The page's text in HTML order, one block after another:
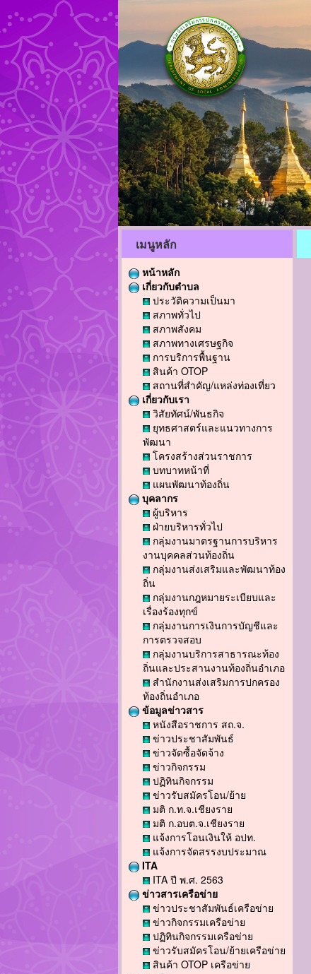
เมนูหลัก
หน้าหลัก
เกี่ยวกับตำบล
ประวัติความเป็นมา
สภาพทั่วไป
สภาพสังคม
สภาพทางเศรษฐกิจ
การบริการพื้นฐาน
สินค้า OTOP
สถานที่สำคัญ/แหล่งท่องเที่ยว
เกี่ยวกับเรา
วิสัยทัศน์/พันธกิจ
ยุทธศาสตร์และแนวทางการ
พัฒนา
โครงสร้างส่วนราชการ
บทบาทหน้าที่
แผนพัฒนาท้องถิ่น
บุคลากร
ผู้บริหาร
ฝ่ายบริหารทั่วไป
กลุ่มงานมาตรฐานการบริหาร
งานบุคคลส่วนท้องถิ่น
กลุ่มงานส่งเสริมและพัฒนาท้อง
ถิ่น
กลุ่มงานกฎหมายระเบียบและ
เรื่องร้องทุกข์
กลุ่มงานการเงินการบัญชีและ
การตรวจสอบ
กลุ่มงานบริการสาธารณะท้อง
ถิ่นและประสานงานท้องถิ่นอำเภอ
สำนักงานส่งเสริมการปกครอง
ท้องถิ่นอำเภอ
ข้อมูลข่าวสาร
หนังสือราชการ สถ.จ.
ข่าวประชาสัมพันธ์
ข่าวจัดซื้อจัดจ้าง
ข่าวกิจกรรม
ปฏิทินกิจกรรม
ข่าวรับสมัครโอน/ย้าย
มติ ก.ท.จ.เชียงราย
มติ ก.อบต.จ.เชียงราย
แจ้งการโอนเงินให้ อปท.
แจ้งการจัดสรรงบประมาณ
ITA
ITA ปี พ.ศ. 2563
ข่าวสารเครือข่าย
ข่าวประชาสัมพันธ์เครือข่าย
ข่าวกิจกรรมเครือข่าย
ปฏิทินกิจกรรมเครือข่าย
ข่าวรับสมัครโอน/ย้ายเครือข่าย
สินค้า OTOP เครือข่าย